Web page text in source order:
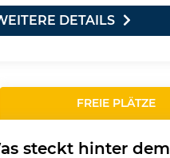
DETAILS
FREIE PLÄTZE
steckt hinter dem